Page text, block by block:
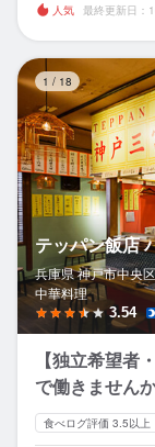
人気 最終更新日：
1 / 18
テッパン飯店
兵庫県 神戸市中央
中華料理
3.54
【独立希望者
で働きません
食べログ評価 3.5以上